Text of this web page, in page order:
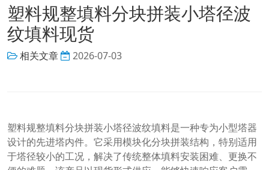
塑料规整填料分块拼装小塔径波
纹填料现货
相关文章 2026-07-03
塑料规整填料分块拼装小塔径波纹填料是一种专为小型塔器
设计的先进塔内件。它采用模块化分块拼装结构，特别适用
于塔径较小的工况，解决了传统整体填料安装困难、更换不